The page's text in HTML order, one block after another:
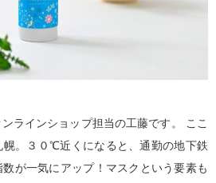
ラインショップ担当の工藤です。 ここ
。３０℃近くになると、通勤の地下鉄
が一気にアップ！マスクという要素も